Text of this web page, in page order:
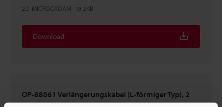
2D-MICROCADAM: 19.2KB
Download
OP-88061 Verlängerungskabel (L-förmiger Typ), 2
m